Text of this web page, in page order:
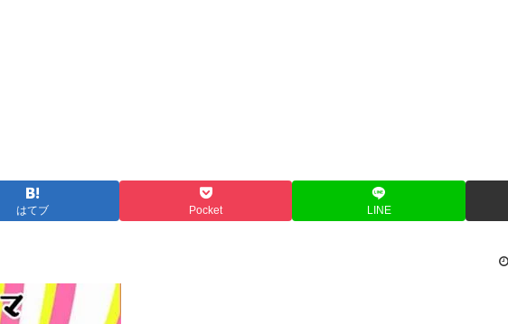
はてブ Pocket LINE